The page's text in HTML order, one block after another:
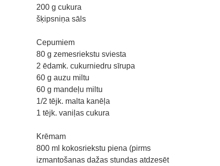
200 g cukura
šķipsniņa sāls
Cepumiem
80 g zemesriekstu sviesta
2 ēdamk. cukurniedru sīrupa
60 g auzu miltu
60 g mandeļu miltu
1/2 tējk. malta kanēļa
1 tējk. vaniļas cukura
Krēmam
800 ml kokosriekstu piena (pirms
izmantošanas dažas stundas atdzesēt